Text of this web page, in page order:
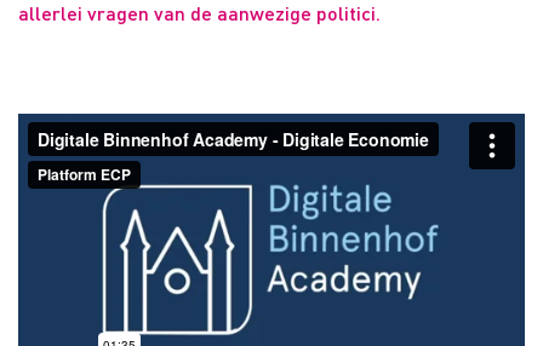
allerlei vragen van de aanwezige politici.